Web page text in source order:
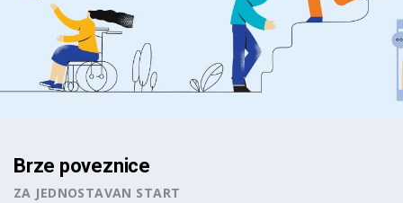
Brze poveznice
ZA JEDNOSTAVAN START